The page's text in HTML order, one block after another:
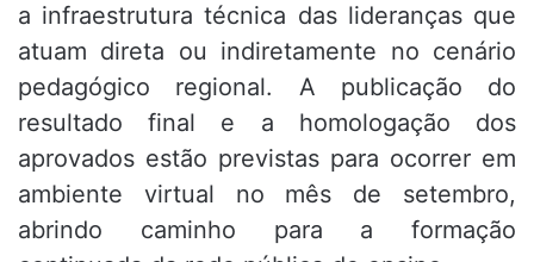
a infraestrutura técnica das lideranças que
atuam direta ou indiretamente no cenário
pedagógico regional. A publicação do
resultado final e a homologação dos
aprovados estão previstas para ocorrer em
ambiente virtual no mês de setembro,
abrindo caminho para a formação